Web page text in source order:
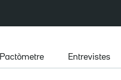
Pactòmetre Entrevistes